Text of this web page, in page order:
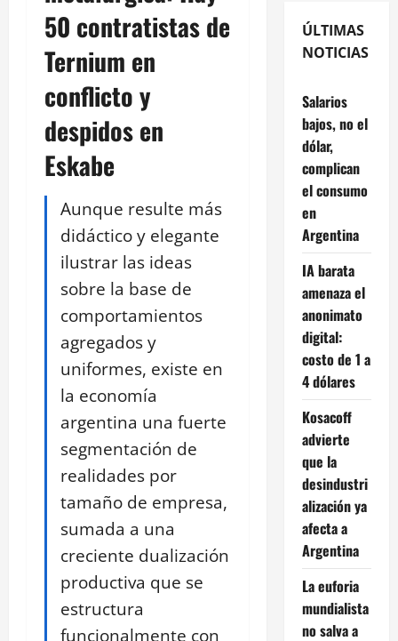
50 contratistas de
Ternium en
conflicto y
despidos en
Eskabe
Aunque resulte más
didáctico y elegante
ilustrar las ideas
sobre la base de
comportamientos
agregados y
uniformes, existe en
la economía
argentina una fuerte
segmentación de
realidades por
tamaño de empresa,
sumada a una
creciente dualización
productiva que se
estructura
funcionalmente con
ÚLTIMAS
NOTICIAS
Salarios
bajos, no el
dólar,
complican
el consumo
en
Argentina
IA barata
amenaza el
anonimato
digital:
costo de 1 a
4 dólares
Kosacoff
advierte
que la
desindustri
alización ya
afecta a
Argentina
La euforia
mundialista
no salva a